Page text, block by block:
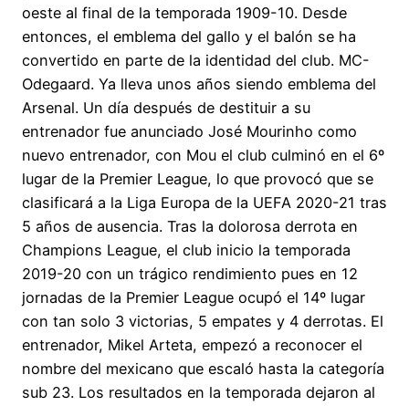
oeste al final de la temporada 1909-10. Desde
entonces, el emblema del gallo y el balón se ha
convertido en parte de la identidad del club. MC-
Odegaard. Ya lleva unos años siendo emblema del
Arsenal. Un día después de destituir a su
entrenador fue anunciado José Mourinho como
nuevo entrenador, con Mou el club culminó en el 6º
lugar de la Premier League, lo que provocó que se
clasificará a la Liga Europa de la UEFA 2020-21 tras
5 años de ausencia. Tras la dolorosa derrota en
Champions League, el club inicio la temporada
2019-20 con un trágico rendimiento pues en 12
jornadas de la Premier League ocupó el 14º lugar
con tan solo 3 victorias, 5 empates y 4 derrotas. El
entrenador, Mikel Arteta, empezó a reconocer el
nombre del mexicano que escaló hasta la categoría
sub 23. Los resultados en la temporada dejaron al